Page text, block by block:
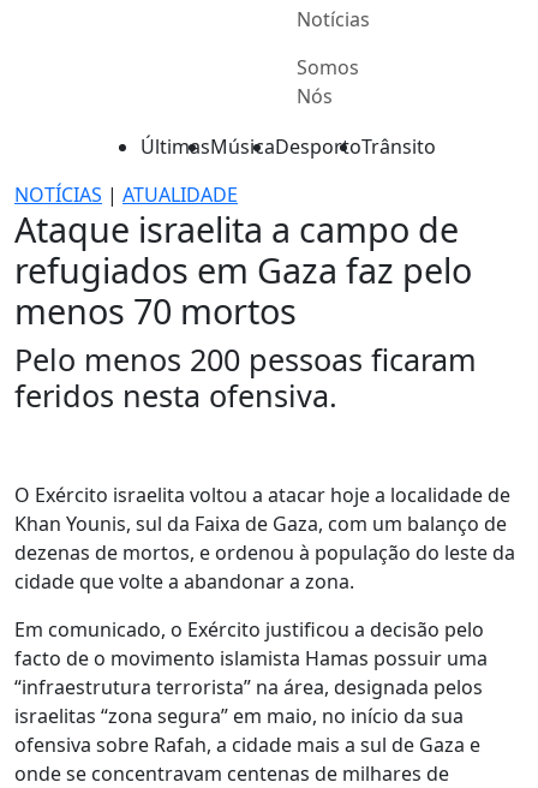
Notícias
Somos
Nós
ÚltimasMúsicaDesportoTrânsito
NOTÍCIAS | ATUALIDADE
Ataque israelita a campo de
refugiados em Gaza faz pelo
menos 70 mortos
Pelo menos 200 pessoas ficaram
feridos nesta ofensiva.
O Exército israelita voltou a atacar hoje a localidade de
Khan Younis, sul da Faixa de Gaza, com um balanço de
dezenas de mortos, e ordenou à população do leste da
cidade que volte a abandonar a zona.
Em comunicado, o Exército justificou a decisão pelo
facto de o movimento islamista Hamas possuir uma
“infraestrutura terrorista” na área, designada pelos
israelitas “zona segura” em maio, no início da sua
ofensiva sobre Rafah, a cidade mais a sul de Gaza e
onde se concentravam centenas de milhares de